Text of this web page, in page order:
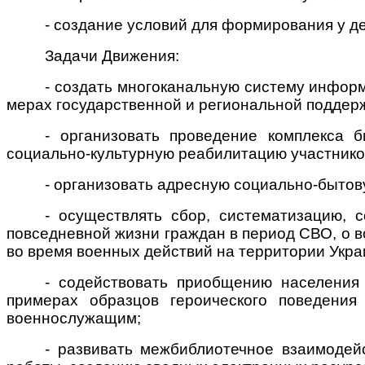
- создание условий для формирования у
Задачи Движения:
- создать многоканальную систему
мерах государственной и региональной
- организовать проведение комплекса
социально-культурную реабилитацию
- организовать адресную социально-
- осуществлять сбор,
повседневной жизни граждан в период СВО, о
во время военных действий на территории
- содействовать приобщению
примерах образцов героического
военнослужащим;
- развивать межбиблиотечное